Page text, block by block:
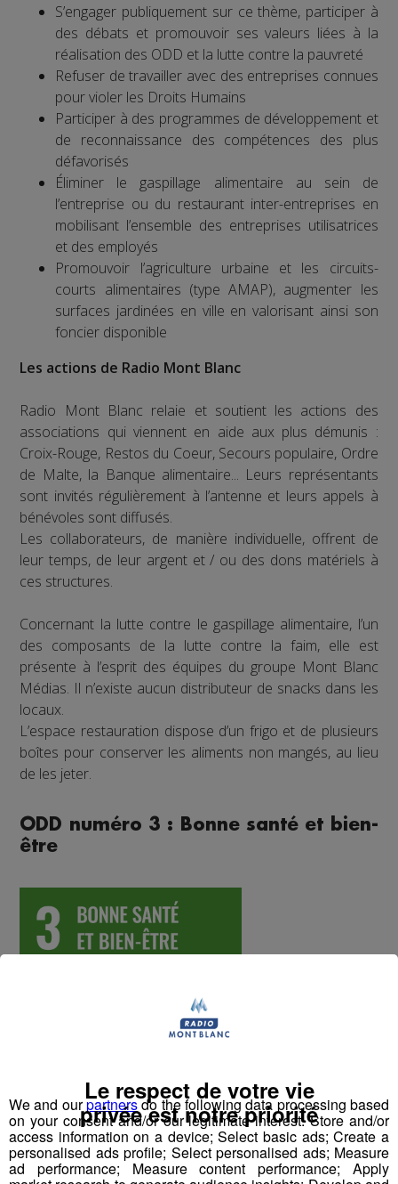
S’engager publiquement sur ce thème, participer à
des débats et promouvoir ses valeurs liées à la
réalisation des ODD et la lutte contre la pauvreté
Refuser de travailler avec des entreprises connues
pour violer les Droits Humains
Participer à des programmes de développement et
de reconnaissance des compétences des plus
défavorisés
Éliminer le gaspillage alimentaire au sein de
l’entreprise ou du restaurant inter-entreprises en
mobilisant l’ensemble des entreprises utilisatrices
et des employés
Promouvoir l’agriculture urbaine et les circuits-
courts alimentaires (type AMAP), augmenter les
surfaces jardinées en ville en valorisant ainsi son
foncier disponible
Les actions de Radio Mont Blanc
Radio Mont Blanc relaie et soutient les actions des
associations qui viennent en aide aux plus démunis :
Croix-Rouge, Restos du Coeur, Secours populaire, Ordre
de Malte, la Banque alimentaire... Leurs représentants
sont invités régulièrement à l’antenne et leurs appels à
bénévoles sont diffusés.
Les collaborateurs, de manière individuelle, offrent de
leur temps, de leur argent et / ou des dons matériels à
ces structures.
Concernant la lutte contre le gaspillage alimentaire, l’un
des composants de la lutte contre la faim, elle est
présente à l’esprit des équipes du groupe Mont Blanc
Médias. Il n’existe aucun distributeur de snacks dans les
locaux.
L’espace restauration dispose d’un frigo et de plusieurs
boîtes pour conserver les aliments non mangés, au lieu
de les jeter.
ODD numéro 3 : Bonne santé et bien-
être
Constat
We and ourpartnersdo the following data processing based
on your consent and/or our legitimate interest: Store and/or
access information on a device; Select basic ads; Create a
personalised ads profile; Select personalised ads; Measure
ad performance; Measure content performance; Apply
Le respect de votre vie
privée est notre priorité